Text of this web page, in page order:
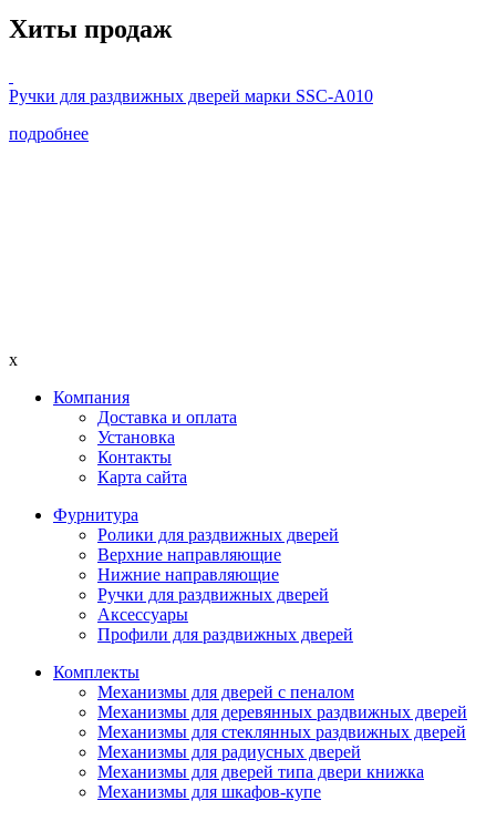
Хиты продаж
Ручки для раздвижных дверей марки SSC-А010
подробнее
x
Компания
Доставка и оплата
Установка
Контакты
Карта сайта
Фурнитура
Ролики для раздвижных дверей
Верхние направляющие
Нижние направляющие
Ручки для раздвижных дверей
Аксессуары
Профили для раздвижных дверей
Комплекты
Механизмы для дверей с пеналом
Механизмы для деревянных раздвижных дверей
Механизмы для стеклянных раздвижных дверей
Механизмы для радиусных дверей
Механизмы для дверей типа двери книжка
Механизмы для шкафов-купе